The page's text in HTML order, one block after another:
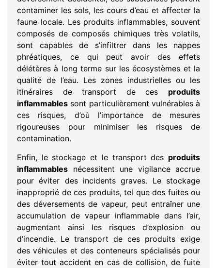
contaminer les sols, les cours d’eau et affecter la
faune locale. Les produits inflammables, souvent
composés de composés chimiques très volatils,
sont capables de s’infiltrer dans les nappes
phréatiques, ce qui peut avoir des effets
délétères à long terme sur les écosystèmes et la
qualité de l’eau. Les zones industrielles ou les
itinéraires de transport de ces produits
inflammables sont particulièrement vulnérables à
ces risques, d’où l’importance de mesures
rigoureuses pour minimiser les risques de
contamination.
Enfin, le stockage et le transport des produits
inflammables nécessitent une vigilance accrue
pour éviter des incidents graves. Le stockage
inapproprié de ces produits, tel que des fuites ou
des déversements de vapeur, peut entraîner une
accumulation de vapeur inflammable dans l’air,
augmentant ainsi les risques d’explosion ou
d’incendie. Le transport de ces produits exige
des véhicules et des conteneurs spécialisés pour
éviter tout accident en cas de collision, de fuite